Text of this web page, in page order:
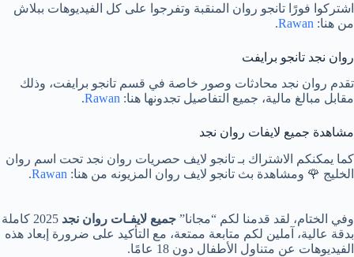
اشتركوا فورًا تانجو روان المنقبة وتفرجوا على كل الفيديوهات ببلاش
من هنا: Rawan
.
روان نجد تانجو برايفت
تقدم روان نجد محادثات وصور خاصة في قسم تانجو برايفت، وذلك
مقابل مبالغ مالية، جميع التفاصيل تجدونها هنا: Rawan
.
مشاهدة جميع لايفات روان نجد
كما يمكنكم الاشتراك بـ تانجو لايف حصريات روان نجد تحت اسم روان
الخليج 🌹 ومشاهدة بث تانجو لايف روان المزيونه من هنا: Rawan
.
وفي الختام، لقد قدمنا لكم “مجانا” جميع لايفـات روان نجد
2025 كاملة
بدقة عالية، آملين لكم متابعة ممتعة، مع التأكيد على ضرورة إبعاد هذه
الفيديوهات عن متناول الأطفال دون 18 عامًا.